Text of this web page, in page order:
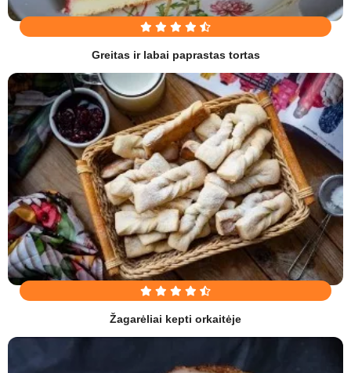
Greitas ir labai paprastas tortas
Žagarėliai kepti orkaitėje